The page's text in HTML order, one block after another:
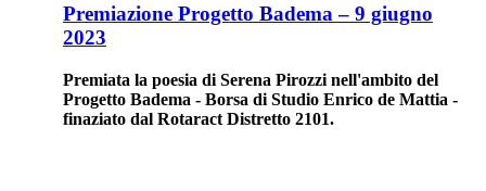
Premiazione Progetto Badema – 9 giugno
2023
Premiata la poesia di Serena Pirozzi nell'ambito del
Progetto Badema - Borsa di Studio Enrico de Mattia -
finaziato dal Rotaract Distretto 2101.